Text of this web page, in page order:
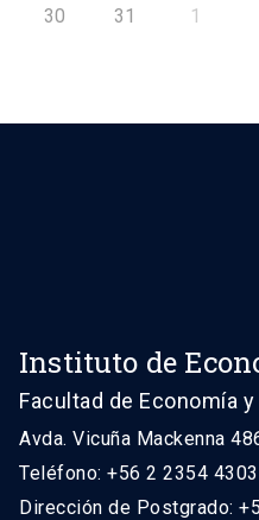
30 31 1
Instituto de
Facultad de Economía
Avda. Vicuña Mackenna
Teléfono: +56 2 2354 4303
Dirección de Postgrado: